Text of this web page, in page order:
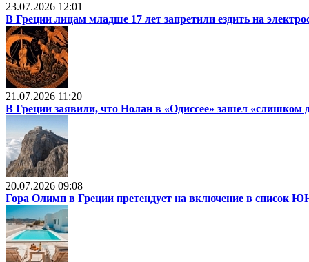
23.07.2026 12:01
В Греции лицам младше 17 лет запретили ездить на
21.07.2026 11:20
В Греции заявили, что Нолан в «Одиссее» зашел «слишком
20.07.2026 09:08
Гора Олимп в Греции претендует на включение в список